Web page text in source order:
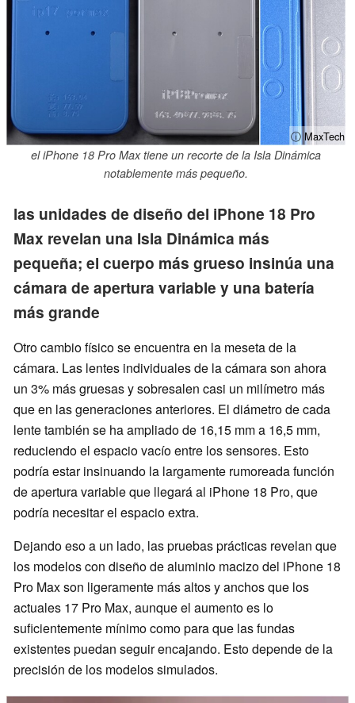
ⓘ MaxTech
el iPhone 18 Pro Max tiene un recorte de la Isla Dinámica
notablemente más pequeño.
las unidades de diseño del iPhone 18 Pro
Max revelan una Isla Dinámica más
pequeña; el cuerpo más grueso insinúa una
cámara de apertura variable y una batería
más grande
Otro cambio físico se encuentra en la meseta de la
cámara. Las lentes individuales de la cámara son ahora
un 3% más gruesas y sobresalen casi un milímetro más
que en las generaciones anteriores. El diámetro de cada
lente también se ha ampliado de 16,15 mm a 16,5 mm,
reduciendo el espacio vacío entre los sensores. Esto
podría estar insinuando la largamente rumoreada función
de apertura variable que llegará al iPhone 18 Pro, que
podría necesitar el espacio extra.
Dejando eso a un lado, las pruebas prácticas revelan que
los modelos con diseño de aluminio macizo del iPhone 18
Pro Max son ligeramente más altos y anchos que los
actuales 17 Pro Max, aunque el aumento es lo
suficientemente mínimo como para que las fundas
existentes puedan seguir encajando. Esto depende de la
precisión de los modelos simulados.